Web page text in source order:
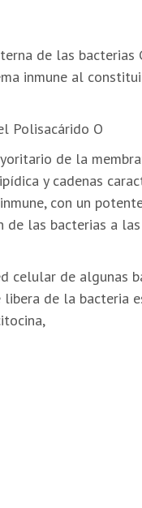
de las bacterias
inmune al
Polisacárido O
de la
y cadenas
con un
de las bacterias a
celular de algunas
libera de la bacteria